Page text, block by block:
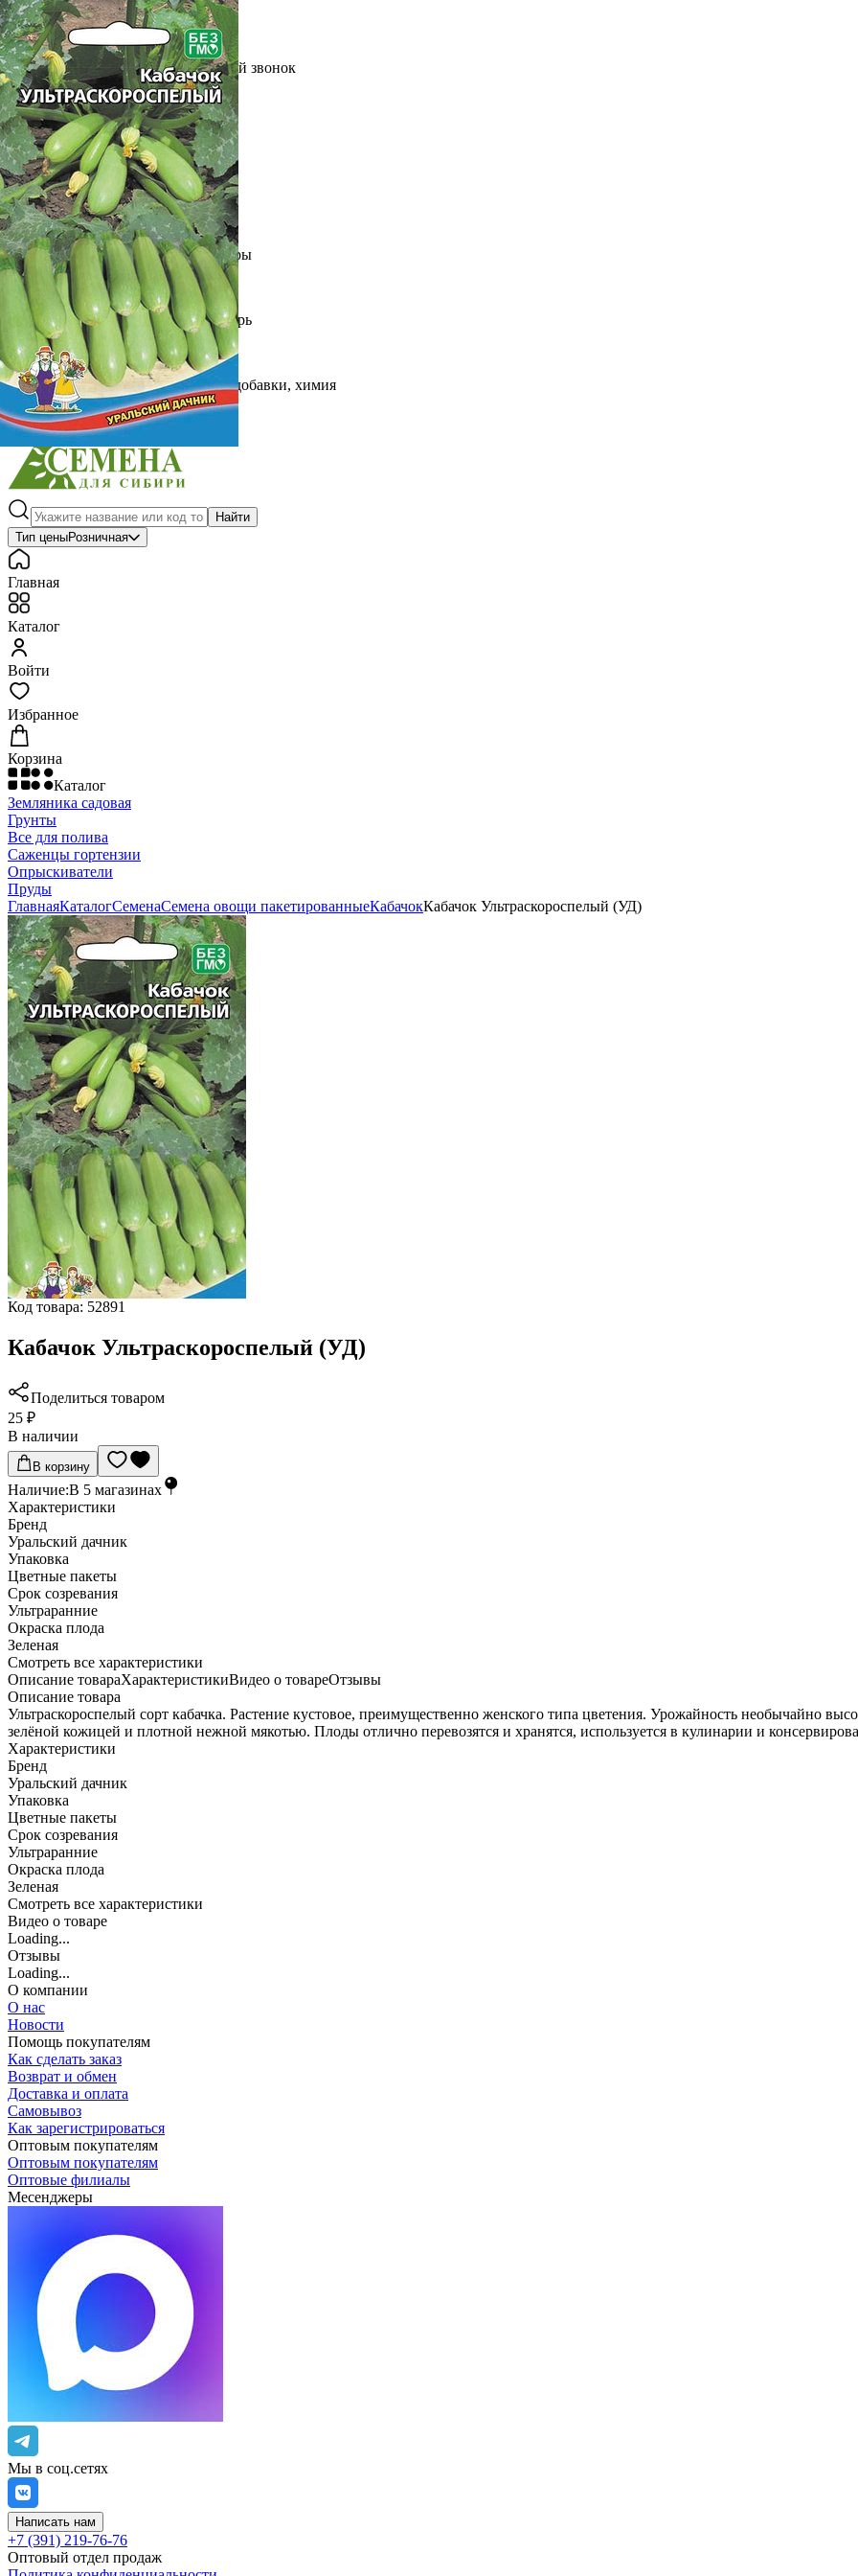
Выберите город
Обратный звонок Заказать обратный звонок
Каталог
Семена
Грунты
Газонные травы, сидераты
Горшки, рассадники, аксессуары
Посадочный материал
Садовый инструмент, инвентарь
Консервирование
Средства защиты, удобрения, добавки, химия
Обустройство сада, декор
Найти
Тип ценыРозничная
Главная
Каталог
Войти
Избранное
Корзина
Каталог
Земляника садовая
Грунты
Все для полива
Саженцы гортензии
Опрыскиватели
Пруды
ГлавнаяКаталогСеменаСемена овощи пакетированныеКабачокКабачок Ультраскороспелый (УД)
Код товара: 52891
Кабачок Ультраскороспелый (УД)
Поделиться товаром
25 ₽
В наличии
В корзину
Наличие:В 5 магазинах
Характеристики
Бренд
Уральский дачник
Упаковка
Цветные пакеты
Срок созревания
Ультраранние
Окраска плода
Зеленая
Cмотреть все характеристики
Описание товараХарактеристикиВидео о товареОтзывы
Описание товара
Ультраскороспелый сорт кабачка. Растение кустовое, преимущественно женского типа цветения. Урожайность необычайно
зелёной кожицей и плотной нежной мякотью. Плоды отлично перевозятся и хранятся, используется в кулинарии и
Характеристики
Бренд
Уральский дачник
Упаковка
Цветные пакеты
Срок созревания
Ультраранние
Окраска плода
Зеленая
Cмотреть все характеристики
Видео о товаре
Loading...
Отзывы
Loading...
О компании
О нас
Новости
Помощь покупателям
Как сделать заказ
Возврат и обмен
Доставка и оплата
Самовывоз
Как зарегистрироваться
Оптовым покупателям
Оптовым покупателям
Оптовые филиалы
Месенджеры
Мы в соц.сетях
Написать нам
+7 (391) 219-76-76
Оптовый отдел продаж